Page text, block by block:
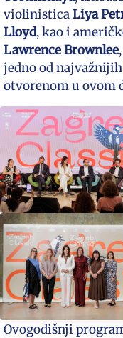
violinisticaLiya
Lloyd, kao i
LawrenceBrownlee
jedno od
otvorenom u ovom
Ovogodišnji